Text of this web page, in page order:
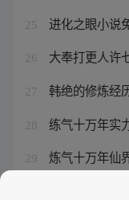
25 进化之眼小说
26 大奉打更人许
27 韩绝的修炼经
28 练气十万年实
29 炼气十万年仙
席绢个人资料